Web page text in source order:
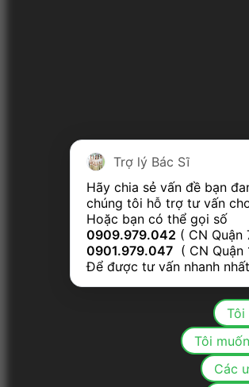
Trợ lý Bác Sĩ
Hãy chia sẻ vấn đề bạn
chúng tôi hỗ trợ tư vấn
Hoặc bạn có thể gọi số
0909.979.042
0901.979.047
( CN Quận
Để được tư vấn nhanh nhất
Tôi
Các